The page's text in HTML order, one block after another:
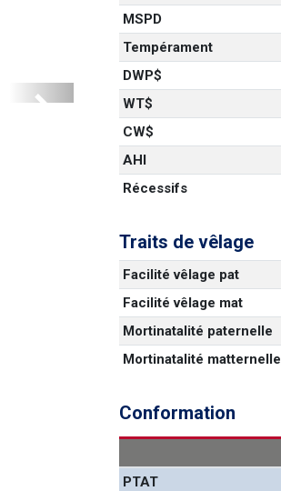
MSPD
Tempérament
DWP$
WT$
CW$
AHI
Récessifs
Traits de vêlage
Facilité vêlage pat
Facilité vêlage mat
Mortinatalité paternelle
Mortinatalité matternelle
Conformation
PTAT